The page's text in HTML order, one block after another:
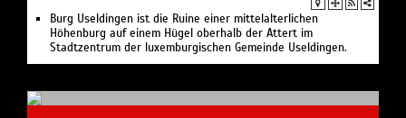
Burg Useldingen ist die Ruine einer mittelalterlichen
Höhenburg auf einem Hügel oberhalb der Attert im
Stadtzentrum der luxemburgischen Gemeinde Useldingen.